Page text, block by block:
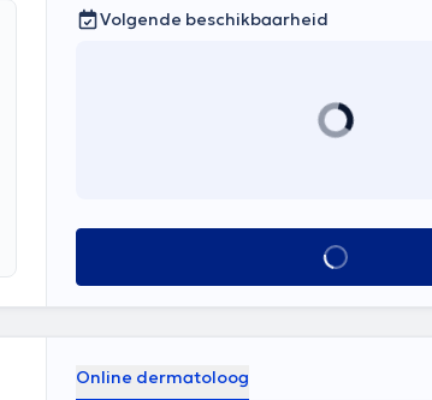
Volgende beschikbaarheid
Alles zien
Online dermatoloog